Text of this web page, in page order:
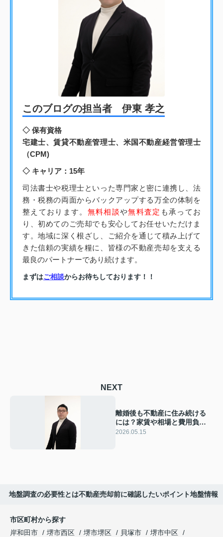
このブログの担当者 伊東 孝之
◇ 保有資格
宅建士、賃貸不動産管理士、米国不動産経営管理士
（CPM)
◇ キャリア：15年
司法書士や税理士といった専門家と密に連携し、法
務・税務の両面からバックアップする万全の体制を
整えております。 無料相談や無料査定 も承ってお
り、初めてのご売却でも安心してお任せいただけま
す。地域に深く根ざし、ご紹介を通じて積み上げて
きた信頼の実績を糧に、皆様の不動産売却を支える
最良のパートナーであり続けます。
まずはご相談からお待ちしております！！
NEXT
離婚後も不動産に住み続ける
には？家賃や相場と費用負担
の考え方を解説
2026.05.15
地盤調査の必要性とは不動産売却前に確認したいポイント地盤情報
市区町村から探す
岸和田市
堺市西区 堺市堺区 貝塚市
堺市中区